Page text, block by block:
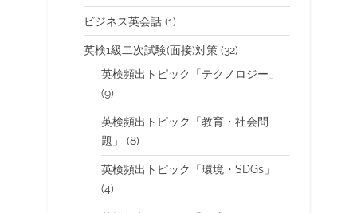
ビジネス英会話 (1)
英検1級二次試験(面接)対策 (32)
英検頻出トピック「テクノロジー」
(9)
英検頻出トピック「教育・社会問
題」
(8)
英検頻出トピック「環境・SDGs」
(4)